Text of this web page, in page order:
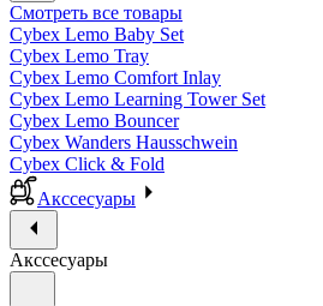
Смотреть все товары
Cybex Lemo Baby Set
Cybex Lemo Tray
Cybex Lemo Comfort Inlay
Cybex Lemo Learning Tower Set
Cybex Lemo Bouncer
Cybex Wanders Hausschwein
Cybex Click & Fold
Акссесуары
Акссесуары